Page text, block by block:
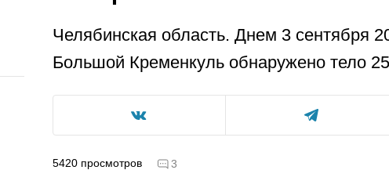
Челябинская область. Днем 3 сентября
Большой Кременкуль обнаружено тело
5420 просмотров 3